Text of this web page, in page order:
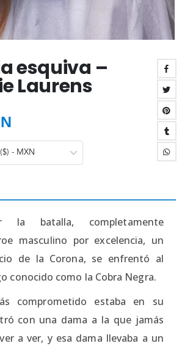
esquiva –
Laurens
- MXN
la batalla, completamente
masculino por excelencia, un
de la Corona, se enfrentó al
conocido como la Cobra Negra.
comprometido estaba en su
con una dama a la que jamás
a ver, y esa dama llevaba a un